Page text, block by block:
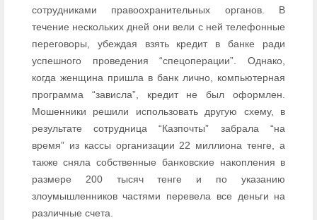
сотрудниками правоохранительных органов. В
течение нескольких дней они вели с ней телефонные
переговоры, убеждая взять кредит в банке ради
успешного проведения “спецоперации”. Однако,
когда женщина пришла в банк лично, компьютерная
программа “зависла”, кредит не был оформлен.
Мошенники решили использовать другую схему, в
результате сотрудница “Казпочты” забрала “на
время” из кассы организации 22 миллиона тенге, а
также сняла собственные банковские накопления в
размере 200 тысяч тенге и по указанию
злоумышленников частями перевела все деньги на
различные счета.